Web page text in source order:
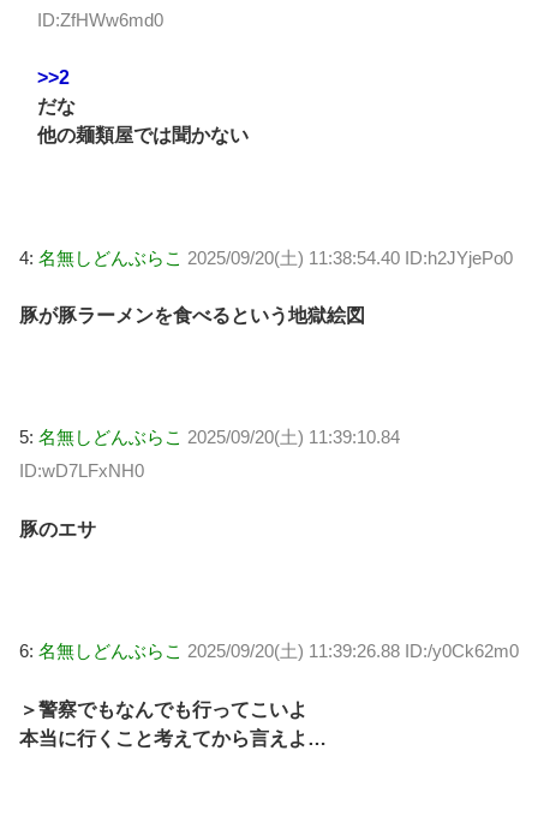
ID:ZfHWw6md0
>>2
だな
他の麺類屋では聞かない
4: 名無しどんぶらこ 2025/09/20(土) 11:38:54.40 ID:h2JYjePo0
豚が豚ラーメンを食べるという地獄絵図
5: 名無しどんぶらこ 2025/09/20(土) 11:39:10.84
ID:wD7LFxNH0
豚のエサ
6: 名無しどんぶらこ 2025/09/20(土) 11:39:26.88 ID:/y0Ck62m0
＞警察でもなんでも行ってこいよ
本当に行くこと考えてから言えよ…